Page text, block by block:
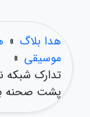
هدا بلاگ »
موسیقی »
تدارک شبکه
پشت صحنه